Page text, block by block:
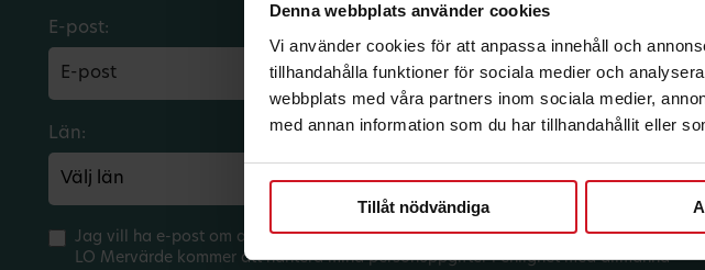
Denna webbplats använder cookies
Vi använder cookies för att anpassa innehåll och
tillhandahålla funktioner för sociala medier och
webbplats med våra partners inom sociala medier,
med annan information som du har tillhandahållit eller
Tillåt nödvändiga
E-post:
Län: Förbund:
Jag vill ha e-post om aktuella erbjudanden och medlemsförmåner från LO Mervärde.
LO Mervärde kommer att hantera mina personuppgifter i enlighet med allmänna